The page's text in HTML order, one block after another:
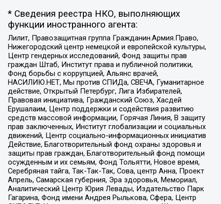
* Сведения реестра НКО, выполняющих
функции иностранного агента:
Лилит, Правозащитная группа Гражданин.Армия.Право,
Нижегородский центр немецкой и европейской культуры,
Центр гендерных исследований, Фонд защиты прав
граждан Штаб, Институт права и публичной политики,
Фонд борьбы с коррупцией, Альянс врачей,
НАСИЛИЮ.НЕТ, Мы против СПИДа, СВЕЧА, Гуманитарное
действие, Открытый Петербург, Лига Избирателей,
Правовая инициатива, Гражданский Союз, Хасдей
Ерушалаим, Центр поддержки и содействия развитию
средств массовой информации, Горячая Линия, В защиту
прав заключенных, Институт глобализации и социальных
движений, Центр социально-информационных инициатив
Действие, Благотворительный фонд охраны здоровья и
защиты прав граждан, Благотворительный фонд помощи
осужденным и их семьям, Фонд Тольятти, Новое время,
Серебряная тайга, Так-Так-Так, Сова, центр Анна, Проект
Апрель, Самарская губерния, Эра здоровья, Мемориал,
Аналитический Центр Юрия Левады, Издательство Парк
Гагарина, Фонд имени Андрея Рылькова, Сфера, Центр